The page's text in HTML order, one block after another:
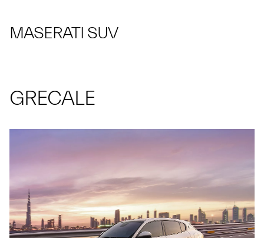
MASERATI SUV
GRECALE